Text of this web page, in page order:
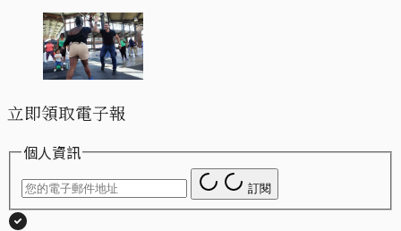
立即領取電子報
個人資訊
訂閱